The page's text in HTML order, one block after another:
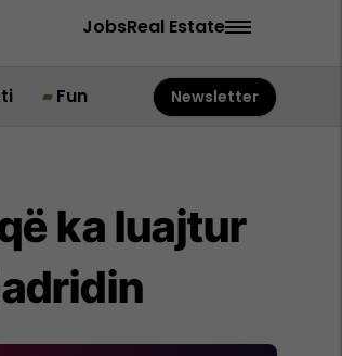
JobsReal Estate
Fun Newsletter
ka luajtur